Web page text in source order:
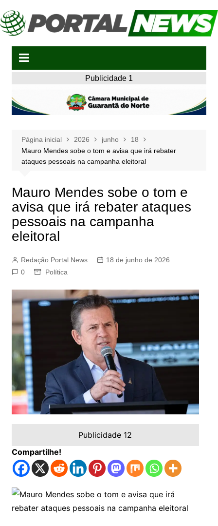
para
o
Publicidade 1
Página inicial 2026 junho
18
Mauro Mendes sobe o tom e avisa que irá rebater
ataques pessoais na campanha eleitoral
Mauro Mendes sobe o tom e
avisa que irá rebater ataques
pessoais na campanha
eleitoral
Redação Portal News
18 de junho de 2026
0
Política
Publicidade 12
Compartilhe!